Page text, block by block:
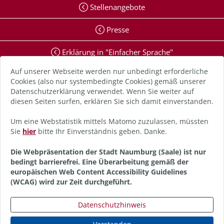
Auf unserer Webseite werden nur unbedingt erforderliche
Cookies (also nur systembedingte Cookies) gemäß unserer
Datenschutzerklärung verwendet. Wenn Sie weiter auf
diesen Seiten surfen, erklären Sie sich damit einverstanden.
Um eine Webstatistik mittels Matomo zuzulassen, müssten
Sie hier bitte Ihr Einverständnis geben. Danke.
Die Webpräsentation der Stadt Naumburg (Saale) ist nur
bedingt barrierefrei. Eine Überarbeitung gemäß der
europäischen Web Content Accessibility Guidelines
(WCAG) wird zur Zeit durchgeführt.
Datenschutzhinweis
Stellenangebote
Presse
Erklärung in "Einfacher Sprache"
Erklärung zur Barrierefreiheit
Digitale Barriere melden
Impressum
Anmelden